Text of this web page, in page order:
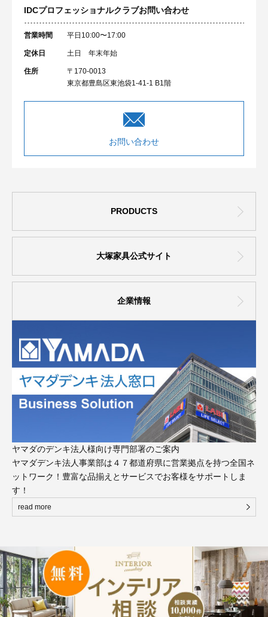
IDCプロフェッショナルクラブお問い合わせ
営業時間 平日10:00〜17:00
定休日 土日 年末年始
住所
〒170-0013
東京都豊島区東池袋1-41-1 B1階
お問い合わせ
PRODUCTS
大塚家具公式サイト
企業情報
ヤマダのデンキ法人様向け専門部署のご案内
ヤマダデンキ法人事業部は４７都道府県に営業拠点を持つ全国ネ
ットワーク！豊富な品揃えとサービスでお客様をサポートしま
す！
read more